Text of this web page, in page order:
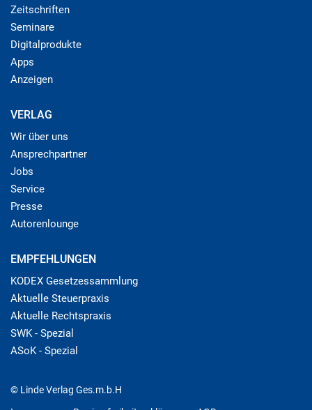
Zeitschriften
Seminare
Digitalprodukte
Apps
Anzeigen
VERLAG
Wir über uns
Ansprechpartner
Jobs
Service
Presse
Autorenlounge
EMPFEHLUNGEN
KODEX Gesetzessammlung
Aktuelle Steuerpraxis
Aktuelle Rechtspraxis
SWK - Spezial
ASoK - Spezial
© Linde Verlag Ges.m.b.H